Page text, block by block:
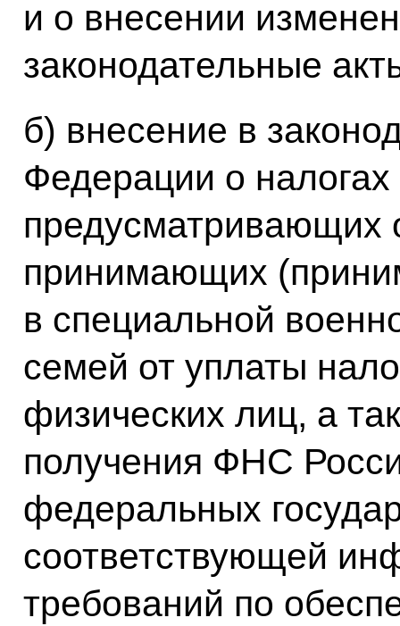
и о внесении
законодательные
б) внесение в
Федерации о
предусматривающих
принимающих
в специальной
семей от уплаты
физических лиц, а
получения ФНС
федеральных
соответствующей
требований по